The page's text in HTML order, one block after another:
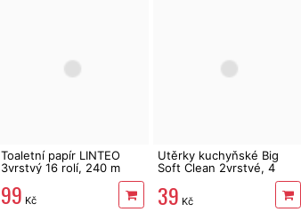
Toaletní papír LINTEO
3vrstvý 16 rolí, 240 m
99 Kč
Utěrky kuchyňské Big
Soft Clean 2vrstvé, 4
39 Kč